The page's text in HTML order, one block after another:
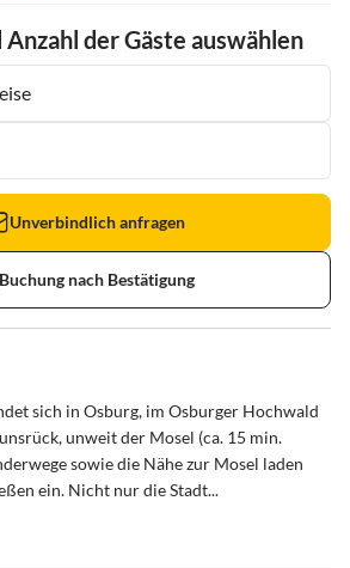
der Gäste auswählen
Unverbindlich anfragen
Buchung nach Bestätigung
sich in Osburg, im Osburger Hochwald
unweit der Mosel (ca. 15 min.
sowie die Nähe zur Mosel laden
ein. Nicht nur die Stadt...